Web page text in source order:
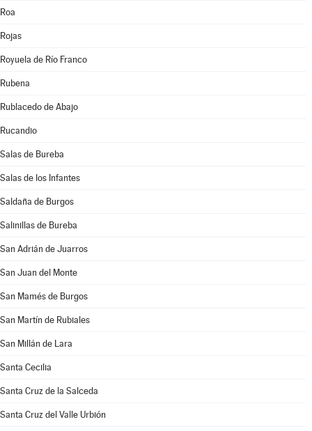
Roa
Rojas
Royuela de Río Franco
Rubena
Rublacedo de Abajo
Rucandio
Salas de Bureba
Salas de los Infantes
Saldaña de Burgos
Salinillas de Bureba
San Adrián de Juarros
San Juan del Monte
San Mamés de Burgos
San Martín de Rubiales
San Millán de Lara
Santa Cecilia
Santa Cruz de la Salceda
Santa Cruz del Valle Urbión